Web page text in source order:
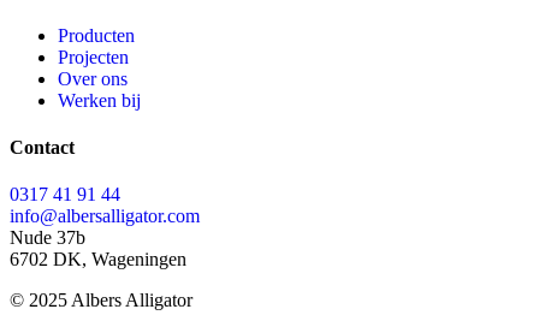
Producten
Projecten
Over ons
Werken bij
Contact
0317 41 91 44
info@albersalligator.com
Nude 37b
6702 DK, Wageningen
© 2025 Albers Alligator